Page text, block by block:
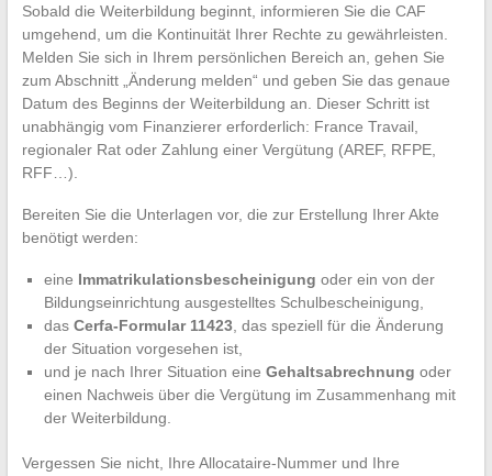
Sobald die Weiterbildung beginnt, informieren Sie die CAF
umgehend, um die Kontinuität Ihrer Rechte zu gewährleisten.
Melden Sie sich in Ihrem persönlichen Bereich an, gehen Sie
zum Abschnitt „Änderung melden“ und geben Sie das genaue
Datum des Beginns der Weiterbildung an. Dieser Schritt ist
unabhängig vom Finanzierer erforderlich: France Travail,
regionaler Rat oder Zahlung einer Vergütung (AREF, RFPE,
RFF…).
Bereiten Sie die Unterlagen vor, die zur Erstellung Ihrer Akte
benötigt werden:
eine Immatrikulationsbescheinigung oder ein von der
Bildungseinrichtung ausgestelltes Schulbescheinigung,
das Cerfa-Formular 11423, das speziell für die Änderung
der Situation vorgesehen ist,
und je nach Ihrer Situation eine Gehaltsabrechnung oder
einen Nachweis über die Vergütung im Zusammenhang mit
der Weiterbildung.
Vergessen Sie nicht, Ihre Allocataire-Nummer und Ihre